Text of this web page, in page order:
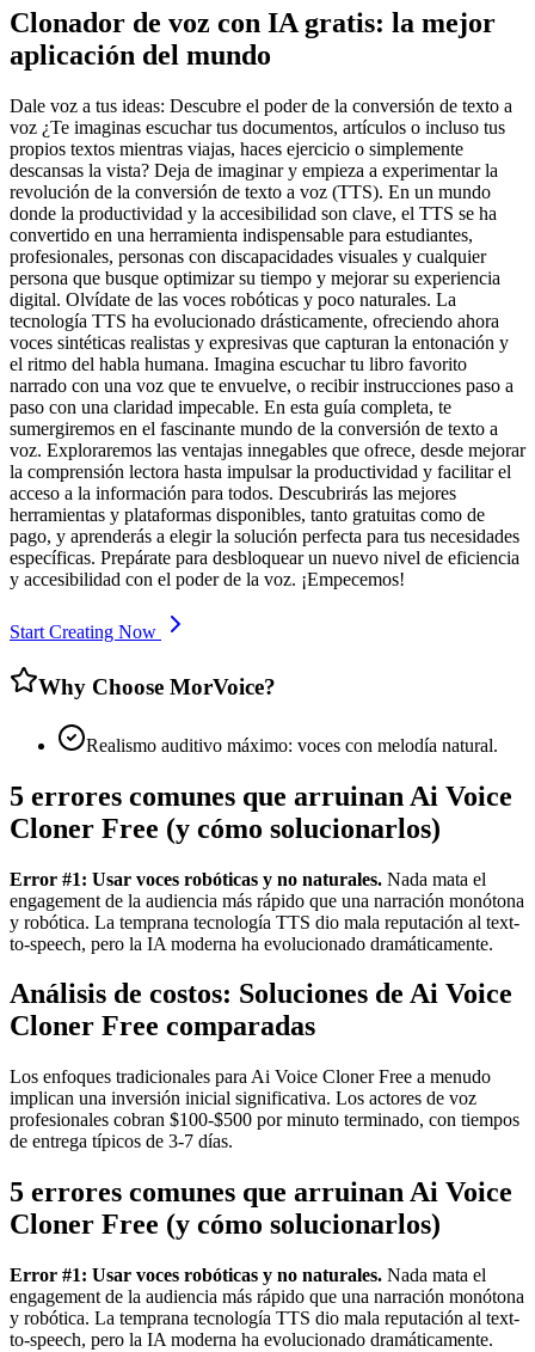
Clonador de voz con IA gratis: la mejor
aplicación del mundo
Dale voz a tus ideas: Descubre el poder de la conversión de texto a
voz ¿Te imaginas escuchar tus documentos, artículos o incluso tus
propios textos mientras viajas, haces ejercicio o simplemente
descansas la vista? Deja de imaginar y empieza a experimentar la
revolución de la conversión de texto a voz (TTS). En un mundo
donde la productividad y la accesibilidad son clave, el TTS se ha
convertido en una herramienta indispensable para estudiantes,
profesionales, personas con discapacidades visuales y cualquier
persona que busque optimizar su tiempo y mejorar su experiencia
digital. Olvídate de las voces robóticas y poco naturales. La
tecnología TTS ha evolucionado drásticamente, ofreciendo ahora
voces sintéticas realistas y expresivas que capturan la entonación y
el ritmo del habla humana. Imagina escuchar tu libro favorito
narrado con una voz que te envuelve, o recibir instrucciones paso a
paso con una claridad impecable. En esta guía completa, te
sumergiremos en el fascinante mundo de la conversión de texto a
voz. Exploraremos las ventajas innegables que ofrece, desde mejorar
la comprensión lectora hasta impulsar la productividad y facilitar el
acceso a la información para todos. Descubrirás las mejores
herramientas y plataformas disponibles, tanto gratuitas como de
pago, y aprenderás a elegir la solución perfecta para tus necesidades
específicas. Prepárate para desbloquear un nuevo nivel de eficiencia
y accesibilidad con el poder de la voz. ¡Empecemos!
Start Creating Now
Why Choose MorVoice?
Realismo auditivo máximo: voces con melodía natural.
5 errores comunes que arruinan Ai Voice
Cloner Free (y cómo solucionarlos)
Error #1: Usar voces robóticas y no naturales. Nada mata el
engagement de la audiencia más rápido que una narración monótona
y robótica. La temprana tecnología TTS dio mala reputación al text-
to-speech, pero la IA moderna ha evolucionado dramáticamente.
Análisis de costos: Soluciones de Ai Voice
Cloner Free comparadas
Los enfoques tradicionales para Ai Voice Cloner Free a menudo
implican una inversión inicial significativa. Los actores de voz
profesionales cobran $100-$500 por minuto terminado, con tiempos
de entrega típicos de 3-7 días.
5 errores comunes que arruinan Ai Voice
Cloner Free (y cómo solucionarlos)
Error #1: Usar voces robóticas y no naturales. Nada mata el
engagement de la audiencia más rápido que una narración monótona
y robótica. La temprana tecnología TTS dio mala reputación al text-
to-speech, pero la IA moderna ha evolucionado dramáticamente.